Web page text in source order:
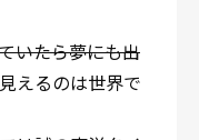
いたら夢にも出
えるのは世界で